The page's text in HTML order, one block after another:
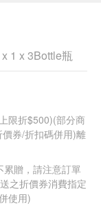
1 x 3Bottle瓶
限折$500)(部分商
券/折扣碼併用)離
贈，請注意訂單
之折價券消費指定
使用)